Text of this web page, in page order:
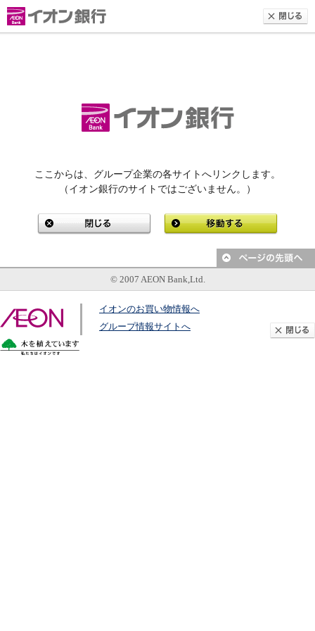
ここからは、グループ企業の各サイトへリンクします。
（イオン銀行のサイトではございません。）
© 2007 AEON Bank,Ltd.
イオンのお買い物情報へ
グループ情報サイトへ